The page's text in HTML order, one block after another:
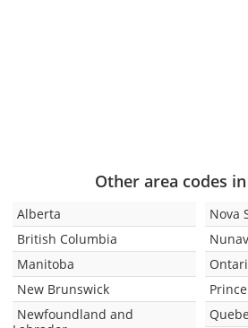
Other area codes in
Alberta
British Columbia
Manitoba
New Brunswick
Newfoundland and
Nova